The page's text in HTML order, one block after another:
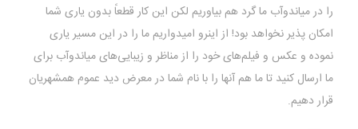
را در میاندوآب ما گرد هم بیاوریم لکن این کار قطعاً بدون یاری شما
امکان پذیر نخواهد بود! از اینرو امیدواریم ما را در این مسیر یاری
نموده و عکس و فیلم‌های خود را از مناظر و زیبایی‌های میاندوآب برای
ما ارسال کنید تا ما هم آنها را با نام شما در معرض دید عموم همشهریان
قرار دهیم.